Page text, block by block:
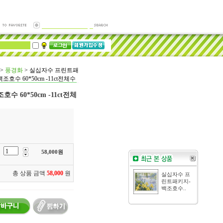
> 풍경화 > 실십자수 프린트패
조호수 60*50cm -11ct전체수
수 60*50cm -11ct전체
58,000원
총 상품 금액 58,000 원
실십자수 프
린트패키지-
백조호수..